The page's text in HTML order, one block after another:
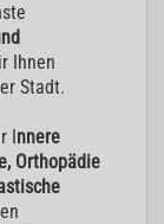
Ihnen
Stadt.
Innere
Orthopädie